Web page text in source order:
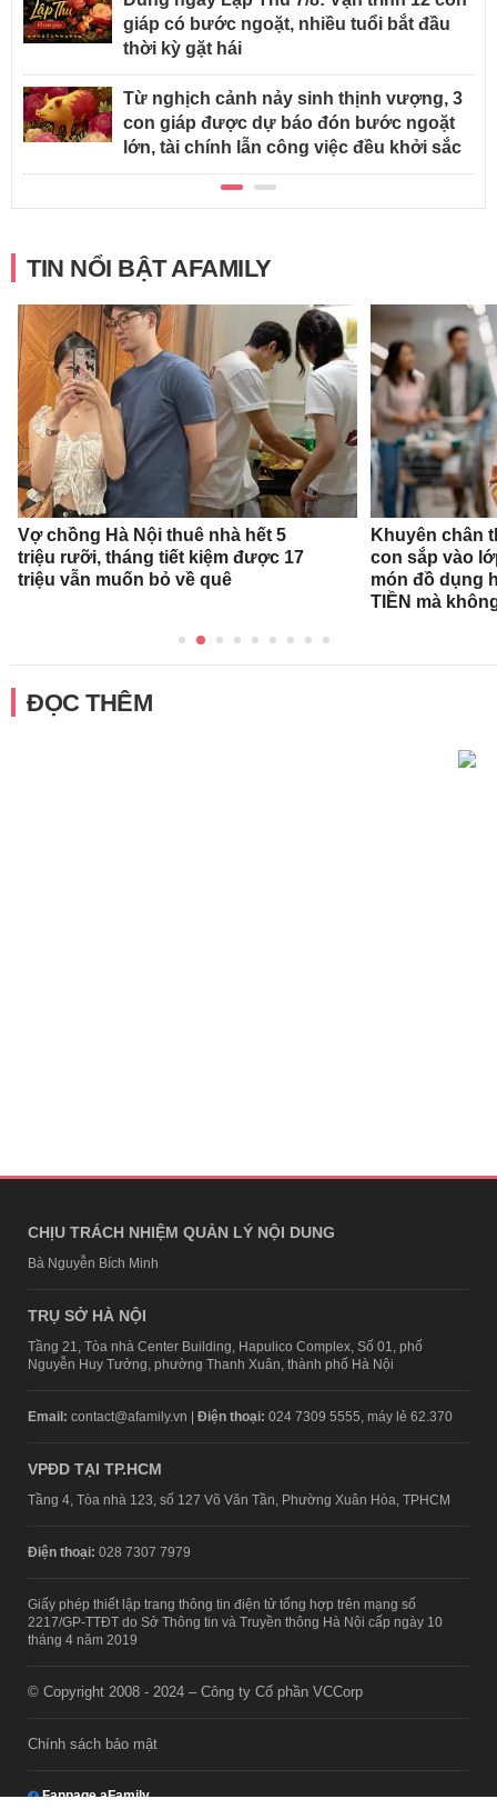
giáp có bước ngoặt, nhiều tuổi bắt đầu
thời kỳ gặt hái
Từ nghịch cảnh nảy sinh thịnh vượng, 3
con giáp được dự báo đón bước ngoặt
lớn, tài chính lẫn công việc đều khởi sắc
TIN NỔI BẬT AFAMILY
Vợ chồng Hà Nội thuê nhà hết 5
triệu rưỡi, tháng tiết kiệm được 17
triệu vẫn muốn bỏ về quê
Khuyên chân
con sắp vào
món đồ dụng
TIỀN mà
ĐỌC THÊM
CHỊU TRÁCH NHIỆM QUẢN LÝ NỘI DUNG
Bà Nguyễn Bích Minh
TRỤ SỞ HÀ NỘI
Tầng 21, Tòa nhà Center Building, Hapulico Complex, Số 01, phố
Nguyễn Huy Tưởng, phường Thanh Xuân, thành phố Hà Nội
Email: contact@afamily.vn | Điện thoại: 024 7309 5555, máy lẻ 62.370
VPĐD TẠI TP.HCM
Tầng 4, Tòa nhà 123, số 127 Võ Văn Tần, Phường Xuân Hòa, TPHCM
Điện thoại: 028 7307 7979
Giấy phép thiết lập trang thông tin điện tử tổng hợp trên mạng số
2217/GP-TTĐT do Sở Thông tin và Truyền thông Hà Nội cấp ngày 10
tháng 4 năm 2019
© Copyright 2008 - 2024 – Công ty Cổ phần VCCorp
Chính sách bảo mật
Fanpage aFamily